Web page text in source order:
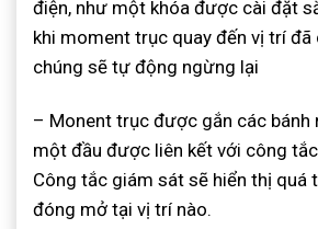
điện, như một khóa được cài đặt
khi moment trục quay đến vị trí đã
chúng sẽ tự động ngừng lại
– Monent trục được gắn các bánh
một đầu được liên kết với công
Công tắc giám sát sẽ hiển thị quá
đóng mở tại vị trí nào.